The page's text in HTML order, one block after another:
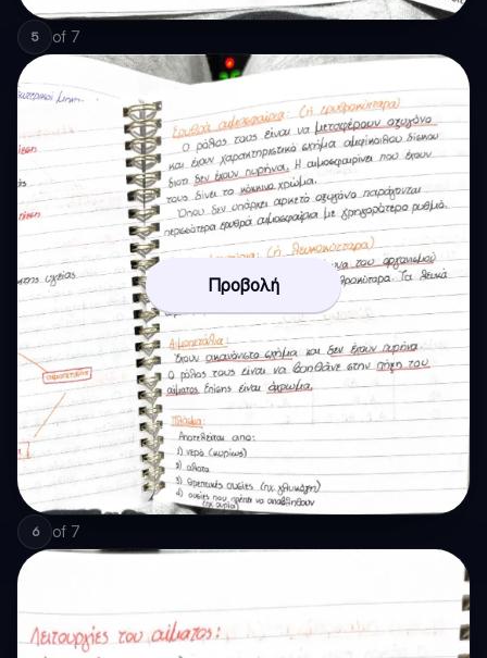
5 of 7
Προβολή
6 of 7